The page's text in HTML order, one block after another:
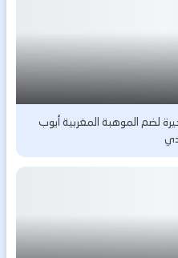
لضم الموهبة المغربية أيوب